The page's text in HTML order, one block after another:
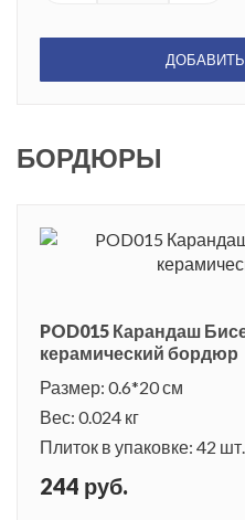
БОРДЮРЫ
POD015 Карандаш
керамический бордюр
Размер: 0.6*20 см
Вес: 0.024 кг
Плиток в упаковке: 42 шт.
244 руб.